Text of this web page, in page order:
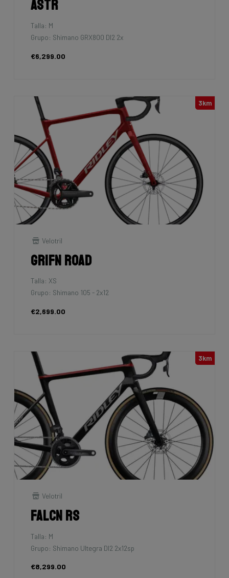
Astr
Talla: M
Grupo: Shimano GRX800 DI2 2x
€6,299.00
3km
Velotril
Grifn Road
Talla: XS
Grupo: Shimano 105 - 2x12
€2,699.00
3km
Velotril
Falcn RS
Talla: M
Grupo: Shimano Ultegra DI2 2x12sp
€8,299.00